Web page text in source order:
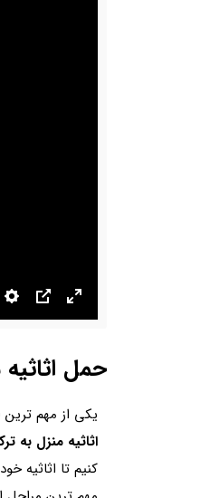
Settings
PIP Enter
حمل اثاثیه
یکی از مهم ترین
اثاثیه منزل به
کنیم تا اثاثیه